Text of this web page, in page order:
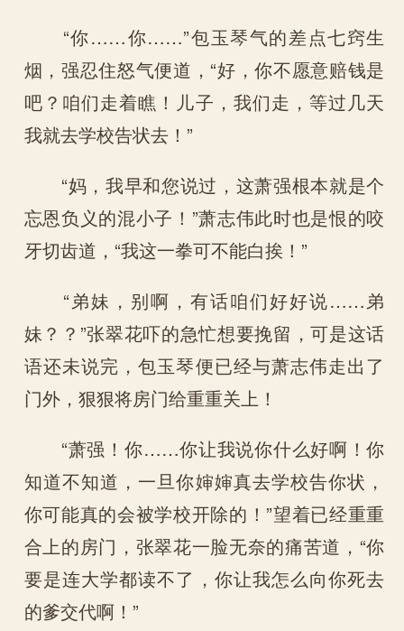
“你……你……”包玉琴气的差点七窍生
烟，强忍住怒气便道，“好，你不愿意赔钱是
吧？咱们走着瞧！儿子，我们走，等过几天
我就去学校告状去！”
“妈，我早和您说过，这萧强根本就是个
忘恩负义的混小子！”萧志伟此时也是恨的咬
牙切齿道，“我这一拳可不能白挨！”
“弟妹，别啊，有话咱们好好说……弟
妹？？”张翠花吓的急忙想要挽留，可是这话
语还未说完，包玉琴便已经与萧志伟走出了
门外，狠狠将房门给重重关上！
“萧强！你……你让我说你什么好啊！你
知道不知道，一旦你婶婶真去学校告你状，
你可能真的会被学校开除的！”望着已经重重
合上的房门，张翠花一脸无奈的痛苦道，“你
要是连大学都读不了，你让我怎么向你死去
的爹交代啊！”